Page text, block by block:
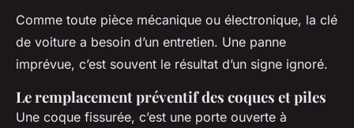
Comme toute pièce mécanique ou électronique, la clé
de voiture a besoin d’un entretien. Une panne
imprévue, c’est souvent le résultat d’un signe ignoré.
Le remplacement préventif des coques et piles
Une coque fissurée, c’est une porte ouverte à